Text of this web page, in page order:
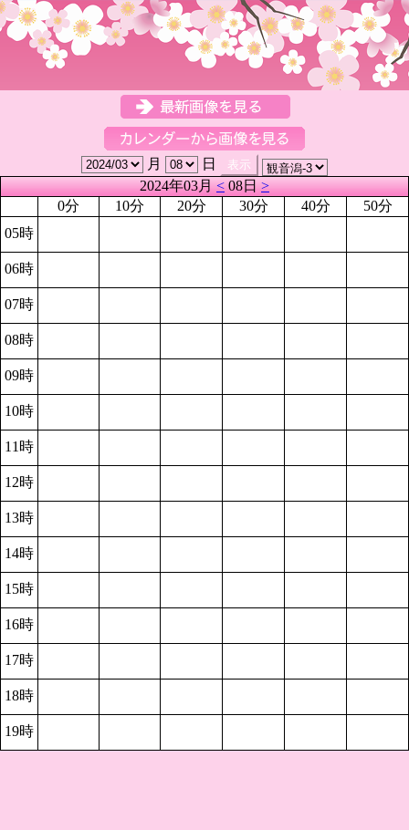
月
日
2024年03月<08日>
0分
10分 20分 30分 40分
50分
05時
06時
07時
08時
09時
10時
11時
12時
13時
14時
15時
16時
17時
18時
19時